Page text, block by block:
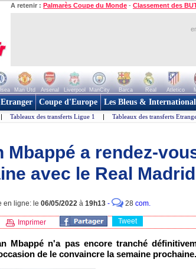
A retenir : Palmarès Coupe du Monde - Classement des
Man Utd Arsenal Liverpool ManCity Barca Real Atletico
Etranger Coupe d'Europe Les Bleus & International
| Tableaux des transferts Ligue 1 | Tableaux des transferts
Mbappé a rendez-
avec le Real
en ligne: le 06/05/2022 à 19h13 - 28 com.
Imprimer Tweet
Mbappé n'a pas encore tranché
de le convaincre la semaine prochaine.